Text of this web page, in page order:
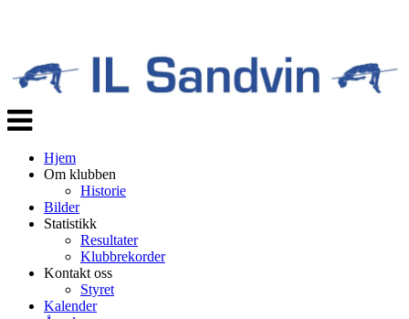
Veksle
navigasjon
Hjem
Om klubben
Historie
Bilder
Statistikk
Resultater
Klubbrekorder
Kontakt oss
Styret
Kalender